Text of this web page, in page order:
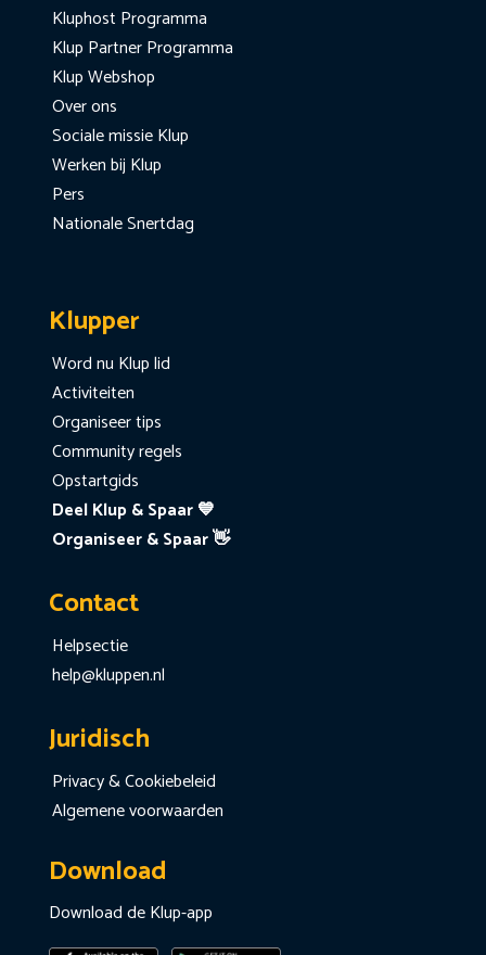
Kluphost Programma
Klup Partner Programma
Klup Webshop
Over ons
Sociale missie Klup
Werken bij Klup
Pers
Nationale Snertdag
Klupper
Word nu Klup lid
Activiteiten
Organiseer tips
Community regels
Opstartgids
Deel Klup & Spaar 💙
Organiseer & Spaar 👋
Contact
Helpsectie
help@kluppen.nl
Juridisch
Privacy & Cookiebeleid
Algemene voorwaarden
Download
Download de Klup-app